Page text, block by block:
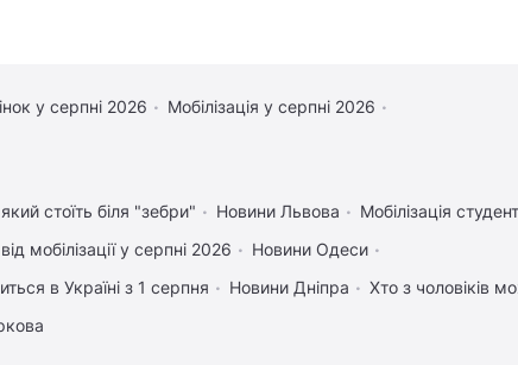
у серпні 2026
Мобілізація у серпні 2026
стоїть біля "зебри" Новини Львова Мобілізація
мобілізації у серпні 2026
Новини Одеси
в Україні з 1 серпня Новини Дніпра
Хто з чоловіків